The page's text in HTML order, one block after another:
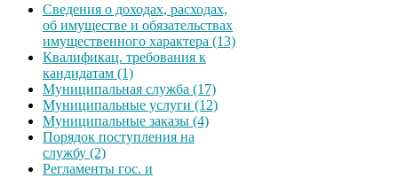
Сведения о доходах, расходах,
об имуществе и обязательствах
имущественного характера (13)
Квалификац. требования к
кандидатам (1)
Муниципальная служба (17)
Муниципальные услуги (12)
Муниципальные заказы (4)
Порядок поступления на
службу (2)
Регламенты гос. и